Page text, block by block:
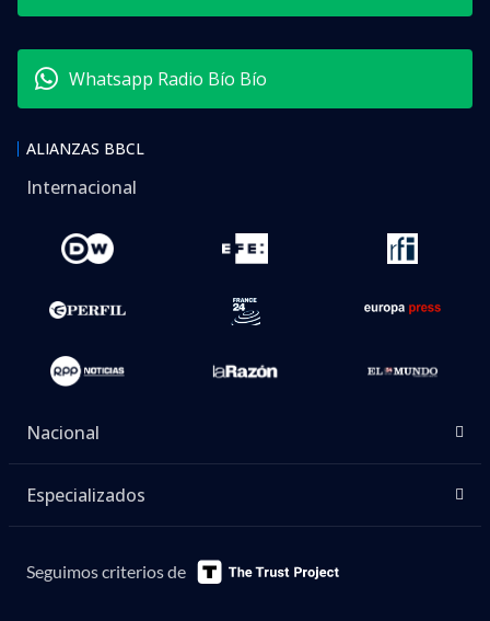
Whatsapp Radio Bío Bío
ALIANZAS BBCL
Internacional
Nacional
Especializados
Seguimos criterios de